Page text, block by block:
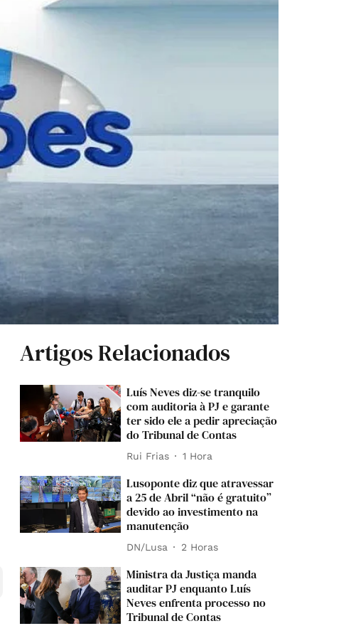
Artigos Relacionados
Luís Neves diz-se tranquilo
com auditoria à PJ e garante
ter sido ele a pedir apreciação
do Tribunal de Contas
Rui Frias 1 Hora
Lusoponte diz que atravessar
a 25 de Abril “não é gratuito”
devido ao investimento na
manutenção
DN/Lusa 2 Horas
Ministra da Justiça manda
auditar PJ enquanto Luís
Neves enfrenta processo no
Tribunal de Contas